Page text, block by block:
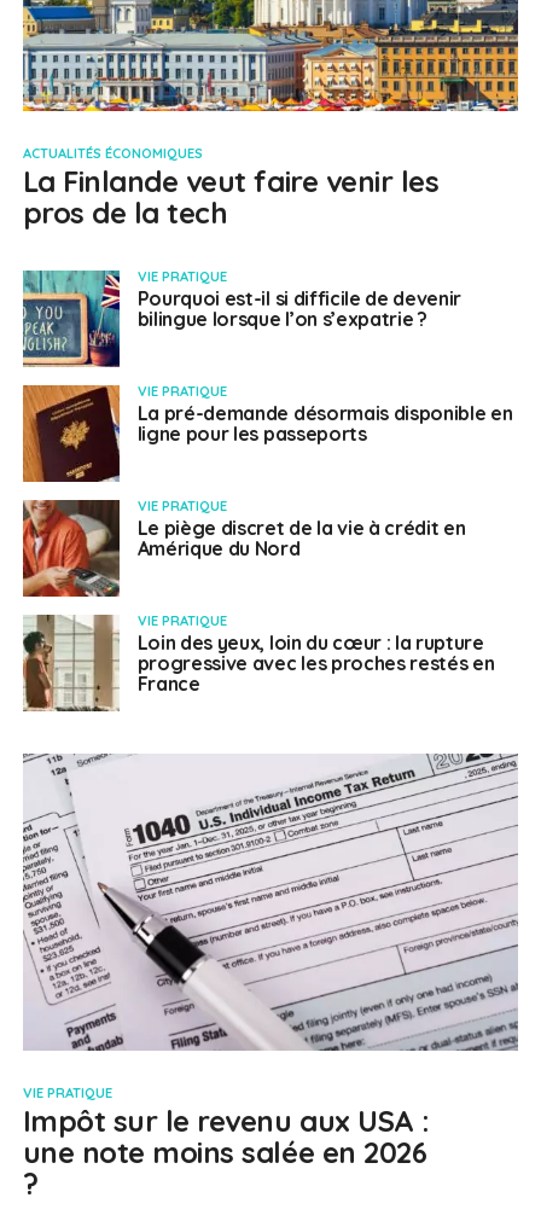
ACTUALITÉS ÉCONOMIQUES
La Finlande veut faire venir les
pros de la tech
VIE PRATIQUE
Pourquoi est-il si difficile de devenir
bilingue lorsque l’on s’expatrie ?
VIE PRATIQUE
La pré-demande désormais disponible en
ligne pour les passeports
VIE PRATIQUE
Le piège discret de la vie à crédit en
Amérique du Nord
VIE PRATIQUE
Loin des yeux, loin du cœur : la rupture
progressive avec les proches restés en
France
VIE PRATIQUE
Impôt sur le revenu aux USA :
une note moins salée en 2026
?